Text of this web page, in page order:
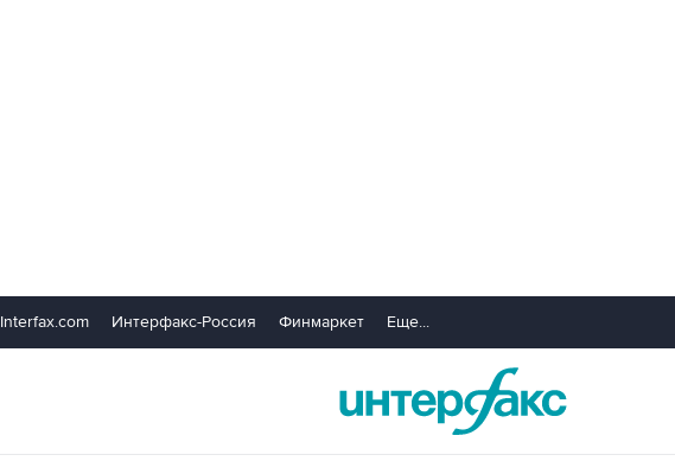
Interfax.com Интерфакс-Россия Финмаркет Еще...